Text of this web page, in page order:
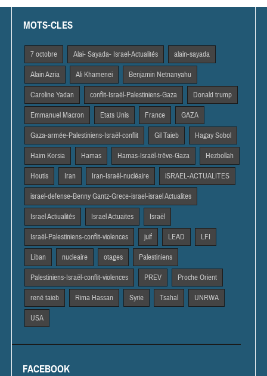
MOTS-CLES
7 octobre Alai- Sayada- Israel-Actualités alain-sayada
Alain Azria Ali Khamenei Benjamin Netnanyahu
Caroline Yadan conflit-Israël-Palestiniens-Gaza Donald trump
Emmanuel Macron Etats Unis France GAZA
Gaza-armée-Palestiniens-Israël-conflit Gil Taieb Hagay Sobol
Haim Korsia Hamas Hamas-Israël-trêve-Gaza Hezbollah
Houtis Iran Iran-Israël-nucléaire iSRAEL-ACTUALITES
israel-defense-Benny Gantz-Grece-israel-israel Actualites
Israel Actiualités Israel Actuaites Israël
Israël-Palestiniens-conflit-violences juif LEAD LFI
Liban nucleaire otages Palestiniens
Palestiniens-Israël-conflit-violences PREV Proche Orient
rené taieb Rima Hassan Syrie Tsahal UNRWA
USA
FACEBOOK